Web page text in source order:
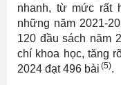
nhanh, từ mức rất
những năm 2021-
120 đầu sách năm
chí khoa học, tăng
2024 đạt 496 bài (5).